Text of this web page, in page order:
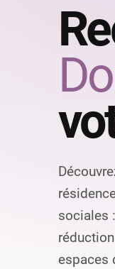
sociales
espaces